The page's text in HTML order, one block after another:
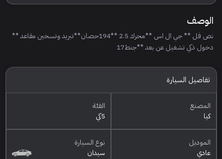
الوصف
نص فل ** جي ال اس **محرك 2.5 **194حصان**تبريد وتسخين مقاعد **
دخول ذكي تشغيل عن بعد **جنط17
تفاصيل السيارة
المصنع
كيا
الفئة
5كي
الموديل
عادي
نوع السيارة
سيدان